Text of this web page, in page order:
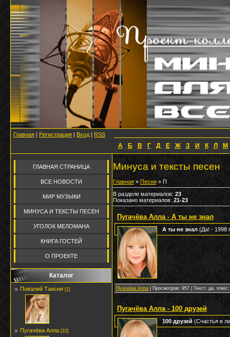
Главная | Регистрация | Вход | RSS
А Б В Г Д Е Ж З И К Л М
ГЛАВНАЯ СТРАНИЦА
ВСЕ НОВОСТИ
МИР МУЗЫКИ
МИНУСА И ТЕКСТЫ ПЕСЕН
УГОЛОК МЕЛОМАНА
КНИГА ГОСТЕЙ
О ПРОЕКТЕ
Каталог
Повалий Таисия [1]
Пугачёва Алла [22]
Минуса и тексты песен
Главная» Песни» П
В разделе материалов:23
Показано материалов: 21-23
Пугачёва Алла - А ты не знал
А ты не знал(Да! - 1998
Пугачёва Алла | Просмотров: 957 | Текст: да,
Пугачёва Алла - 100 друзей
100 друзей(Счастья в